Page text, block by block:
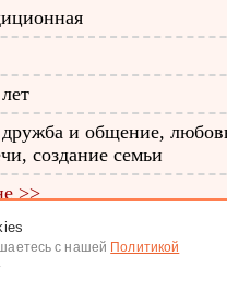
дружба и общение,
создание семьи
>>
анкет
с нашей Политикой
.